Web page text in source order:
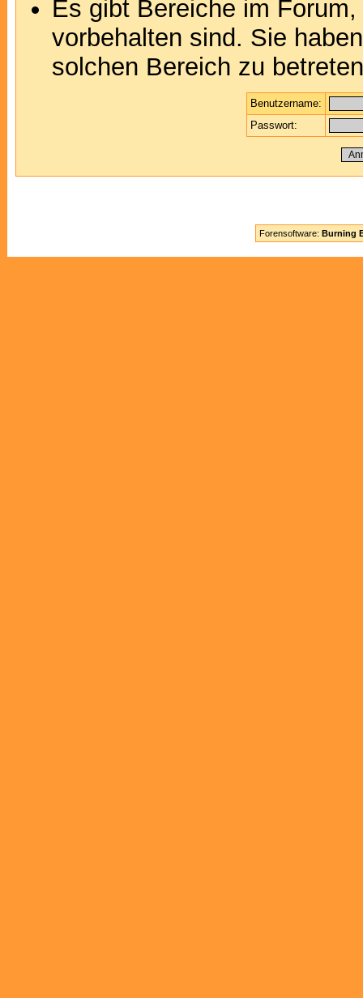
Es gibt Bereiche im
vorbehalten sind. Sie
solchen Bereich zu
Benutzername:
Passwort:
Forensoftware: Burning